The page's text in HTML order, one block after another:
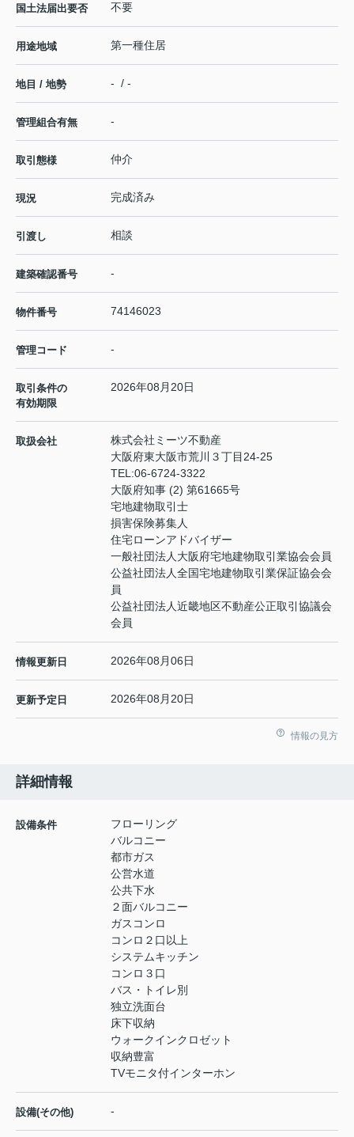
国土法届出要否 不要
用途地域 第一種住居
地目 / 地勢 - / -
管理組合有無 -
取引態様 仲介
現況 完成済み
引渡し 相談
建築確認番号 -
物件番号 74146023
管理コード -
取引条件の
有効期限
2026年08月20日
取扱会社
株式会社ミーツ不動産
大阪府東大阪市荒川３丁目24-25
TEL:06-6724-3322
大阪府知事 (2) 第61665号
宅地建物取引士
損害保険募集人
住宅ローンアドバイザー
一般社団法人大阪府宅地建物取引業協会会員
公益社団法人全国宅地建物取引業保証協会会
員
公益社団法人近畿地区不動産公正取引協議会
会員
情報更新日 2026年08月06日
更新予定日 2026年08月20日
情報の見方
詳細情報
設備条件
フローリング
バルコニー
都市ガス
公営水道
公共下水
２面バルコニー
ガスコンロ
コンロ２口以上
システムキッチン
コンロ３口
バス・トイレ別
独立洗面台
床下収納
ウォークインクロゼット
収納豊富
TVモニタ付インターホン
設備(その他) -